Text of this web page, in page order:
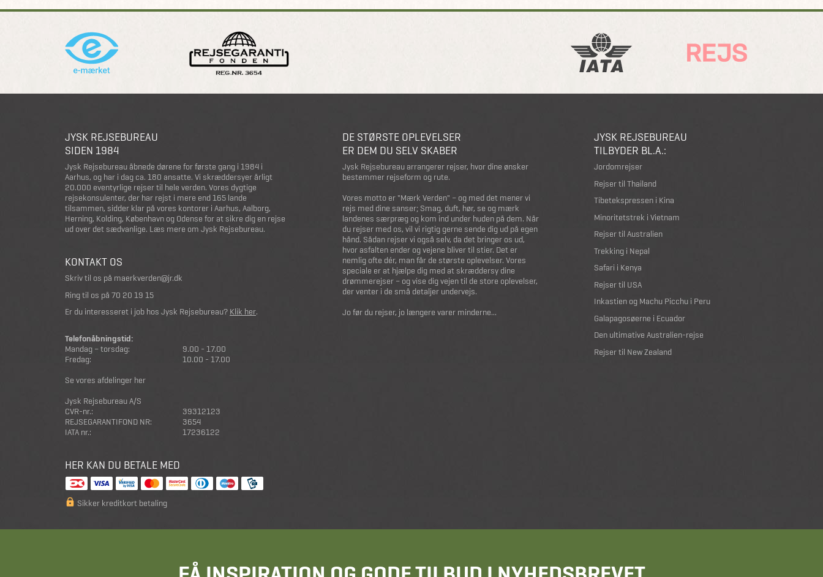
JYSK REJSEBUREAU
SIDEN 1984
Jysk Rejsebureau åbnede dørene for første gang i 1984 i
Aarhus, og har i dag ca. 180 ansatte. Vi skræddersyer årligt
20.000 eventyrlige rejser til hele verden. Vores dygtige
rejsekonsulenter, der har rejst i mere end 165 lande
tilsammen, sidder klar på vores kontorer i Aarhus, Aalborg,
Herning, Kolding, København og Odense for at sikre dig en rejse
ud over det sædvanlige. Læs mere om Jysk Rejsebureau.
KONTAKT OS
Skriv til os på maerkverden@jr.dk
Ring til os på 70 20 19 15
Er du interesseret i job hos Jysk Rejsebureau? Klik her.
Telefonåbningstid:
Mandag – torsdag:
9.00 - 17.00
Fredag:
10.00 - 17.00
Se vores afdelinger her
Jysk Rejsebureau A/S
CVR-nr.:
39312123
REJSEGARANTIFOND NR:
3654
IATA nr.:
17236122
HER KAN DU BETALE MED
Sikker kreditkort betaling
DE STØRSTE OPLEVELSER
ER DEM DU SELV SKABER
Jysk Rejsebureau arrangerer rejser, hvor dine ønsker
bestemmer rejseform og rute.
Vores motto er "Mærk Verden" – og med det mener vi
rejs med dine sanser; Smag, duft, hør, se og mærk
landenes særpræg og kom ind under huden på dem. Når
du rejser med os, vil vi rigtig gerne sende dig ud på egen
hånd. Sådan rejser vi også selv, da det bringer os ud,
hvor asfalten ender og vejene bliver til stier. Det er
nemlig ofte dér, man får de største oplevelser. Vores
speciale er at hjælpe dig med at skræddersy dine
drømmerejser – og vise dig vejen til de store oplevelser,
der venter i de små detaljer undervejs.
Jo før du rejser, jo længere varer minderne...
JYSK REJSEBUREAU
TILBYDER BL.A.:
Jordomrejser
Rejser til Thailand
Tibetekspressen i Kina
Minoritetstrek i Vietnam
Rejser til Australien
Trekking i Nepal
Safari i Kenya
Rejser til USA
Inkastien og Machu Picchu i Peru
Galapagosøerne i Ecuador
Den ultimative Australien-rejse
Rejser til New Zealand